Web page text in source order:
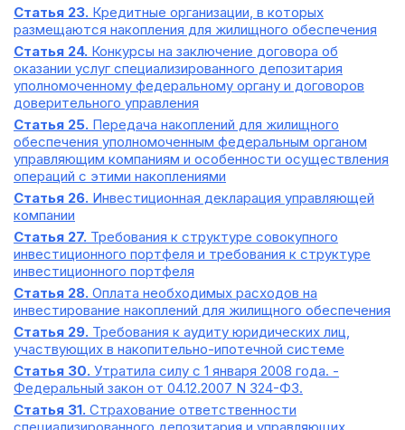
Статья 23. Кредитные организации, в которых
размещаются накопления для жилищного обеспечения
Статья 24. Конкурсы на заключение договора об
оказании услуг специализированного депозитария
уполномоченному федеральному органу и договоров
доверительного управления
Статья 25. Передача накоплений для жилищного
обеспечения уполномоченным федеральным органом
управляющим компаниям и особенности осуществления
операций с этими накоплениями
Статья 26. Инвестиционная декларация управляющей
компании
Статья 27. Требования к структуре совокупного
инвестиционного портфеля и требования к структуре
инвестиционного портфеля
Статья 28. Оплата необходимых расходов на
инвестирование накоплений для жилищного обеспечения
Статья 29. Требования к аудиту юридических лиц,
участвующих в накопительно-ипотечной системе
Статья 30. Утратила силу с 1 января 2008 года. -
Федеральный закон от 04.12.2007 N 324-ФЗ.
Статья 31. Страхование ответственности